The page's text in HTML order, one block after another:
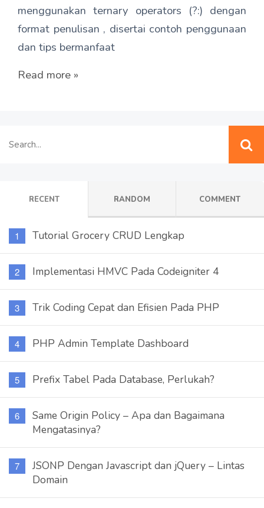
menggunakan ternary operators (?:) dengan
format penulisan , disertai contoh penggunaan
dan tips bermanfaat
Read more »
RECENT RANDOM COMMENT
Tutorial Grocery CRUD Lengkap
Implementasi HMVC Pada Codeigniter 4
Trik Coding Cepat dan Efisien Pada PHP
PHP Admin Template Dashboard
Prefix Tabel Pada Database, Perlukah?
Same Origin Policy – Apa dan Bagaimana
Mengatasinya?
JSONP Dengan Javascript dan jQuery – Lintas
Domain